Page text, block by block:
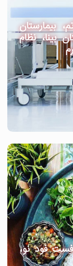
بیمارستان
بینا، نظام
فست فود نو،